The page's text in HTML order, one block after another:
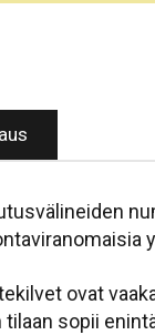
ovat
tilaan sopii